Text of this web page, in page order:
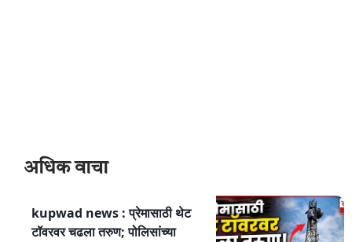
अधिक वाचा
kupwad news : प्रेमासाठी थेट
टॉवरवर चढला तरुण; पोलिसांच्या